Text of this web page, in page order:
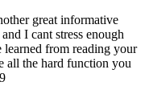
great informative
I cant stress enough
from reading your
all the hard function you